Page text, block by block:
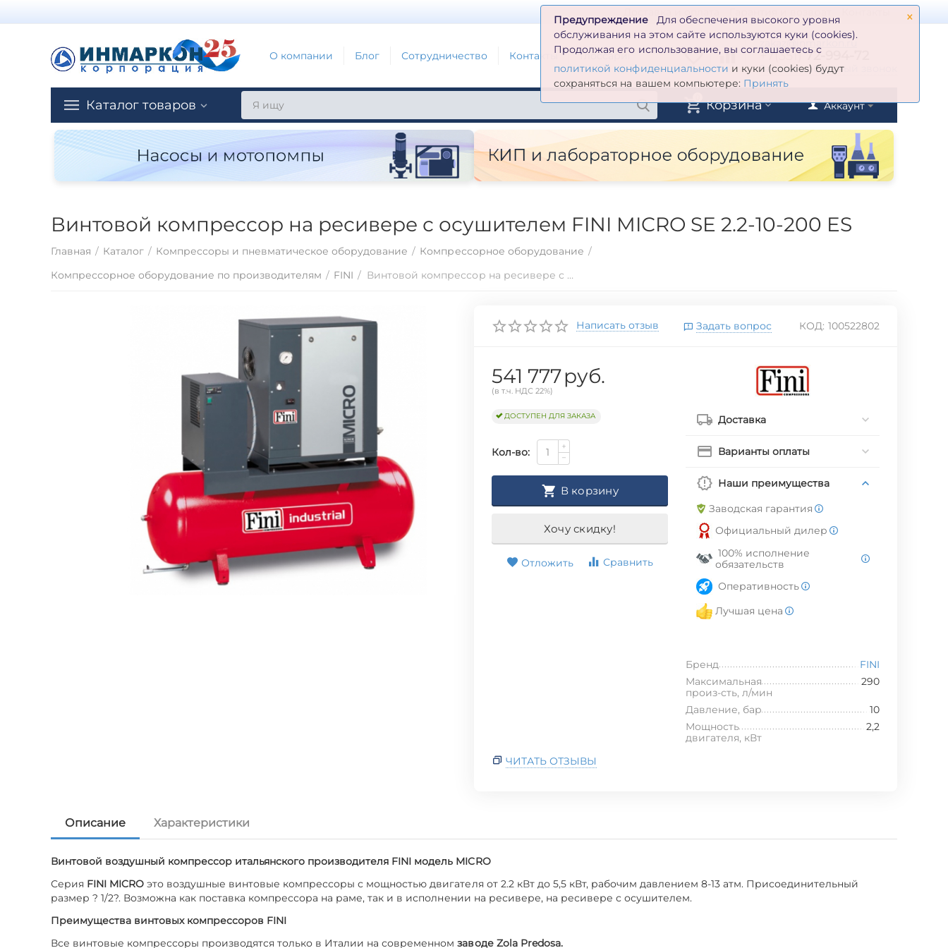
×
Предупреждение
Для обеспечения высокого уровня
обслуживания на этом сайте используются куки (cookies).
Продолжая его использование, вы соглашаетесь с
политикой конфиденциальности и куки (cookies) будут
сохраняться на вашем компьютере: Принять
О компании Блог Сотрудничество Контакты Глоссарий
zakaz@inmarkon.ru
+7(351)72-994-72
Заказать обратный звонок
Каталог товаров Аккаунт
Корзина
Винтовой компрессор на ресивере с осушителем FINI MICRO SE 2.2-10-200 ES
Главная / Каталог / Компрессоры и пневматическое оборудование / Компрессорное оборудование /
Компрессорное оборудование по производителям / FINI / Винтовой компрессор на ресивере с осушителем FINI MICRO SE 2.2-10-200 ES
Написать отзыв Задать вопрос КОД: 100522802
541 777руб.
(в т.ч. НДС 22%)
ДОСТУПЕН ДЛЯ ЗАКАЗА
Кол-во:
+
−
В корзину
Хочу скидку!
Отложить Сравнить
Доставка
Варианты оплаты
Наши преимущества
Заводская гарантия
Официальный дилер
100% исполнение
обязательств
Оперативность
Лучшая цена
Бренд
FINI
Максимальная
произ-сть, л/мин
290
Давление, бар
10
Мощность
двигателя, кВт
2,2
ЧИТАТЬ ОТЗЫВЫ
Описание Характеристики
Винтовой воздушный компрессор итальянского производителя FINI модель MICRO
Серия FINI MICROэто воздушные винтовые компрессоры с мощностью двигателя от 2.2 кВт до 5,5 кВт, рабочим давлением 8-13 атм. Присоединительный
размер ? 1/2?. Возможна как поставка компрессора на раме, так и в исполнении на ресивере, на ресивере с осушителем.
Преимущества винтовых компрессоров FINI
Все винтовые компрессоры производятся только в Италии на современномзаводе Zola Predosa.